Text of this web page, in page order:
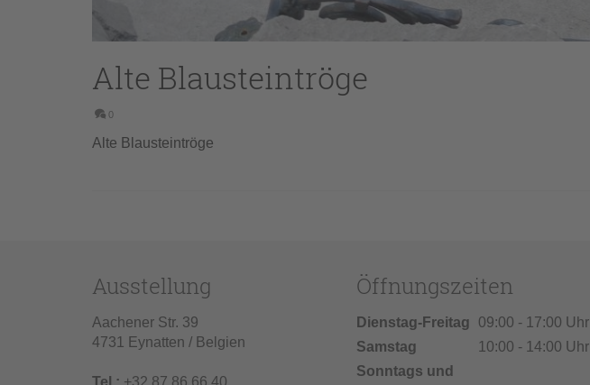
Alte Blausteintröge
0
Alte Blausteintröge
Ausstellung
Aachener Str. 39
4731 Eynatten / Belgien
Tel.: +32 87 86 66 40
Öffnungszeiten
Dienstag-Freitag
09:00 - 17:00 Uhr
Samstag
10:00 - 14:00 Uhr
Sonntags und